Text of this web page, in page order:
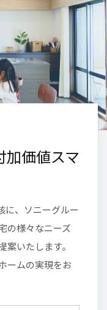
加価値スマ
に、ソニーグルー
の様々なニーズ
案いたします。
ームの実現をお